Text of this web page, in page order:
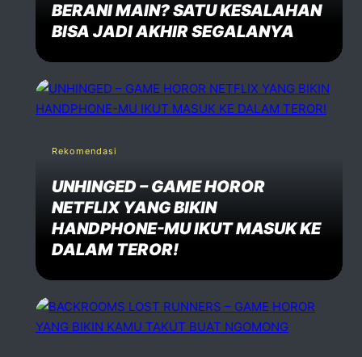
BERANI MAIN? SATU KESALAHAN
BISA JADI AKHIR SEGALANYA
Rekomendasi
UNHINGED – GAME HOROR
NETFLIX YANG BIKIN
HANDPHONE-MU IKUT MASUK KE
DALAM TEROR!